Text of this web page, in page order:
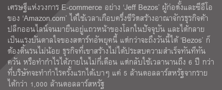
เศรษฐีแห่งวงการ E-commerce อย่าง ‘Jeff Bezos’ ผู้ก่อตั้งและซีอีโอ
ของ ‘Amazon.com’ ได้ใช้เวลาเกือบครึ่งชีวิตสร้างอาณาจักรธุรกิจค้า
ปลีกออนไลน์จนมายืนอยู่แถวหน้าของโลกในปัจจุบัน และได้กลาย
เป็นแรงบันดาลใจของสตาร์ทอัพยุคนี้ แต่กว่าจะถึงวันนี้ได้ ‘Bezos’ ก็
ต้องดิ้นรนไม่น้อย ธุรกิจที่เขาสร้างไม่ได้ประสบความสำเร็จทันทีทัน
ควัน หรือทำกำไรได้ภายในไม่กี่เดือน แต่กลับใช้เวลานานถึง 6 ปี กว่า
ที่บริษัทจะทำกำไรครั้งแรกได้เบาๆ แค่ 5 ล้านดอลลาร์สหรัฐจากราย
ได้กว่า 1,000 ล้านดอลลาร์สหรัฐ